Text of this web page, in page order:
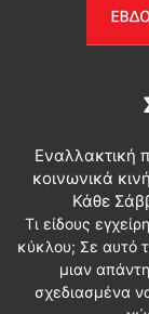
Εναλλακτική
κοινωνικά
Κάθε
Τι είδους
κύκλου; Σε αυτό
μιαν
σχεδιασμένα